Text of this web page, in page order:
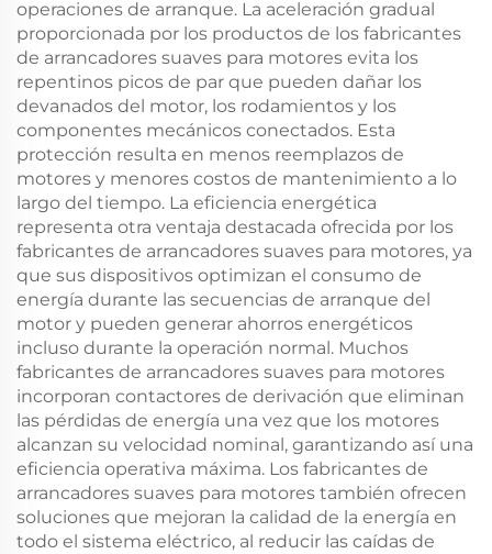
operaciones de arranque. La aceleración gradual
proporcionada por los productos de los fabricantes
de arrancadores suaves para motores evita los
repentinos picos de par que pueden dañar los
devanados del motor, los rodamientos y los
componentes mecánicos conectados. Esta
protección resulta en menos reemplazos de
motores y menores costos de mantenimiento a lo
largo del tiempo. La eficiencia energética
representa otra ventaja destacada ofrecida por los
fabricantes de arrancadores suaves para motores, ya
que sus dispositivos optimizan el consumo de
energía durante las secuencias de arranque del
motor y pueden generar ahorros energéticos
incluso durante la operación normal. Muchos
fabricantes de arrancadores suaves para motores
incorporan contactores de derivación que eliminan
las pérdidas de energía una vez que los motores
alcanzan su velocidad nominal, garantizando así una
eficiencia operativa máxima. Los fabricantes de
arrancadores suaves para motores también ofrecen
soluciones que mejoran la calidad de la energía en
todo el sistema eléctrico, al reducir las caídas de